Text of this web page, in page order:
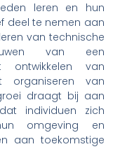
leren en hun
deel te nemen aan
van technische
van een
ontwikkelen van
organiseren van
draagt bij aan
individuen zich
omgeving en
aan toekomstige